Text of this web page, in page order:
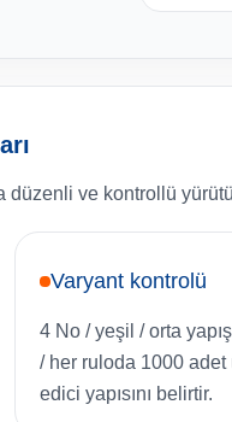
düzenli ve kontrollü
Varyant kontrolü
4 No / yeşil / orta
/ her ruloda 1000 adet
edici yapısını belirtir.